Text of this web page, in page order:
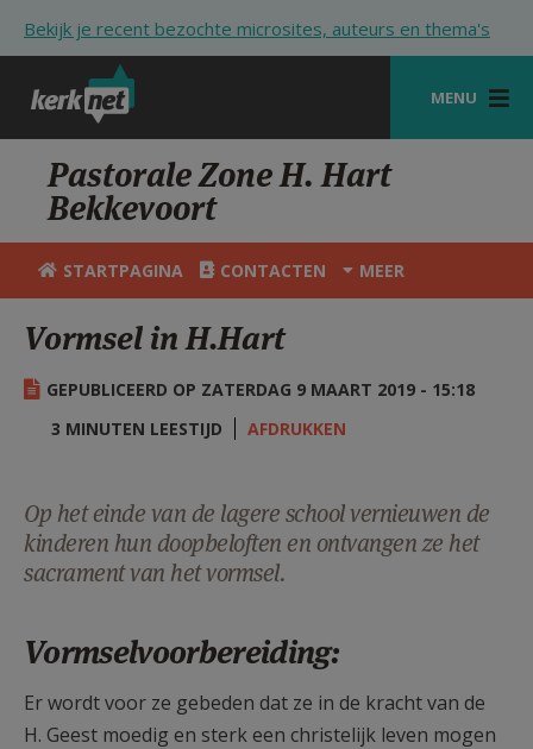
Bekijk je recent bezochte microsites, auteurs en thema's
MENU
STARTPAGINA
KERK
VIERINGEN
MIJN PAROCHIE
AANMELDEN OF REGISTREREN
Pastorale Zone H. Hart
Bekkevoort
STARTPAGINA CONTACTEN MEER
Vormsel in H.Hart
GEPUBLICEERD OP ZATERDAG 9 MAART 2019 - 15:18
3 MINUTEN LEESTIJD
AFDRUKKEN
Op het einde van de lagere school vernieuwen de
kinderen hun doopbeloften en ontvangen ze het
sacrament van het vormsel.
Vormselvoorbereiding:
Er wordt voor ze gebeden dat ze in de kracht van de
H. Geest moedig en sterk een christelijk leven mogen